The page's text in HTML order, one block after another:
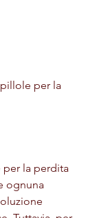
per la
la perdita
ognuna